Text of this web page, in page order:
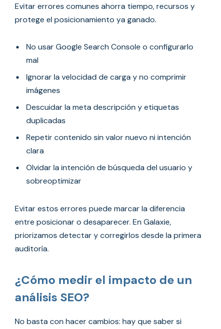
Evitar errores comunes ahorra tiempo, recursos y
protege el posicionamiento ya ganado.
No usar Google Search Console o configurarlo
mal
Ignorar la velocidad de carga y no comprimir
imágenes
Descuidar la meta descripción y etiquetas
duplicadas
Repetir contenido sin valor nuevo ni intención
clara
Olvidar la intención de búsqueda del usuario y
sobreoptimizar
Evitar estos errores puede marcar la diferencia
entre posicionar o desaparecer. En Galaxie,
priorizamos detectar y corregirlos desde la primera
auditoría.
¿Cómo medir el impacto de un
análisis SEO?
No basta con hacer cambios: hay que saber si